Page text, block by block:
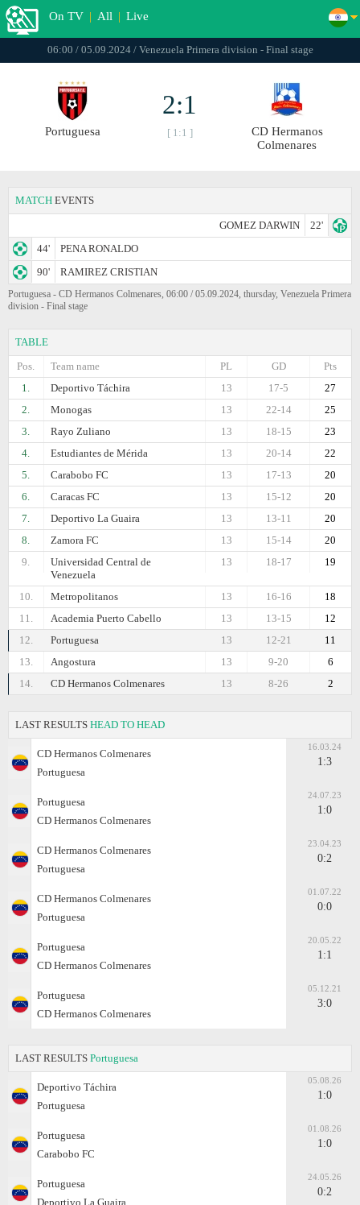
On TV | All | Live
06:00 / 05.09.2024 / Venezuela Primera division - Final stage
Portuguesa
2:1
[ 1:1 ]
CD Hermanos
Colmenares
MATCH EVENTS
GOMEZ DARWIN
22'
44'
PENA RONALDO
90'
RAMIREZ CRISTIAN
Portuguesa - CD Hermanos Colmenares, 06:00 / 05.09.2024, thursday, Venezuela Primera
division - Final stage
TABLE
Pos.
Team name Pts
GD
PL
1.
Deportivo Táchira 27
17-5
13
2.
Monogas 25
22-14
13
3.
Rayo Zuliano 23
18-15
13
4.
Estudiantes de Mérida 22
20-14
13
5.
Carabobo FC 20
17-13
13
6.
Caracas FC 20
15-12
13
7.
Deportivo La Guaira 20
13-11
13
8.
Zamora FC 20
15-14
13
9.
Universidad Central de
Venezuela
19
18-17
13
10. Metropolitanos 18
16-16
13
11.
Academia Puerto Cabello 12
13-15
13
12.
Portuguesa 11
12-21
13
13.
Angostura 6
9-20
13
14.
CD Hermanos Colmenares 2
8-26
13
LAST RESULTS HEAD TO HEAD
CD Hermanos Colmenares
Portuguesa
16.03.24
1:3
Portuguesa
CD Hermanos Colmenares
24.07.23
1:0
CD Hermanos Colmenares
Portuguesa
23.04.23
0:2
CD Hermanos Colmenares
Portuguesa
01.07.22
0:0
Portuguesa
CD Hermanos Colmenares
20.05.22
1:1
Portuguesa
CD Hermanos Colmenares
05.12.21
3:0
LAST RESULTS Portuguesa
Deportivo Táchira
Portuguesa
05.08.26
1:0
Portuguesa
Carabobo FC
01.08.26
1:0
Portuguesa
Deportivo La Guaira
24.05.26
0:2